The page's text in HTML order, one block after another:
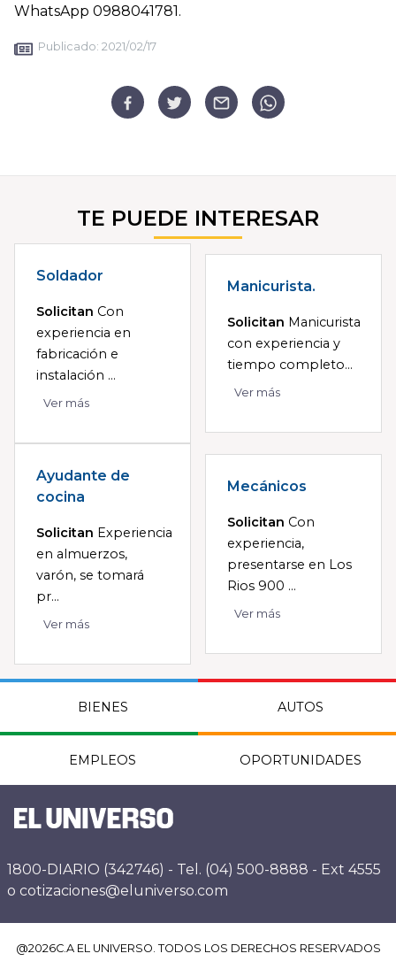
WhatsApp 0988041781.
Publicado: 2021/02/17
TE PUEDE INTERESAR
Soldador
Solicitan Con
experiencia en
fabricación e
instalación ...
Ver más
Manicurista.
Solicitan Manicurista
con experiencia y
tiempo completo...
Ver más
Ayudante de
cocina
Solicitan Experiencia
en almuerzos,
varón, se tomará
pr...
Ver más
Mecánicos
Solicitan Con
experiencia,
presentarse en Los
Rios 900 ...
Ver más
BIENES AUTOS
EMPLEOS OPORTUNIDADES
1800-DIARIO (342746) - Tel. (04) 500-8888 - Ext 4555
o cotizaciones@eluniverso.com
@2026C.A EL UNIVERSO. TODOS LOS DERECHOS RESERVADOS